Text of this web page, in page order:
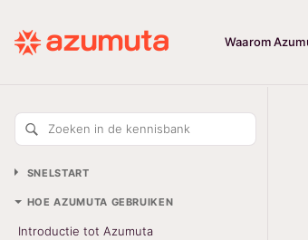
Waarom
Zoeken in de kennisbank
SNELSTART
HOE AZUMUTA GEBRUIKEN
Introductie tot Azumuta